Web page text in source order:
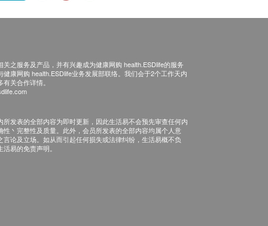
关之服务及产品，并有兴趣成为健康网购 health.ESDlife的服务
健康网购 health.ESDlife业务发展部联络。我们会于2个工作天内
关合作详情。
所发表的全部内容为即时更新，因此生活易不会预先审查任何内
性丶完整性及质量。此外，会员所发表的全部内容均属个人意
言论及立场。如从而引起任何损失或法律纠纷，生活易概不负
易的免责声明。